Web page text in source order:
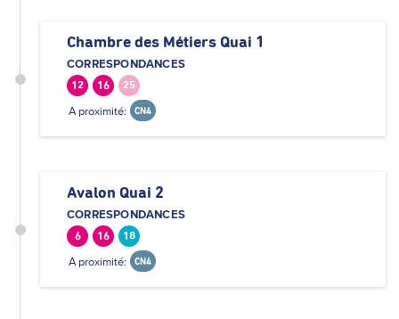
Chambre des Métiers Quai 1
CORRESPONDANCES
12 16 25
A proximité: CN4
Avalon Quai 2
CORRESPONDANCES
6 16 18
A proximité: CN4